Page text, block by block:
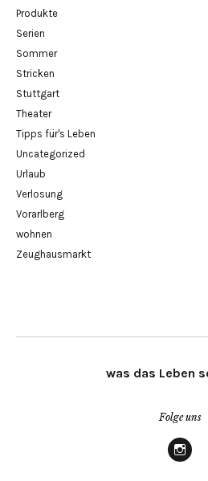
Produkte
Serien
Sommer
Stricken
Stuttgart
Theater
Tipps für's Leben
Uncategorized
Urlaub
Verlosung
Vorarlberg
wohnen
Zeughausmarkt
was das Leben
Folge uns